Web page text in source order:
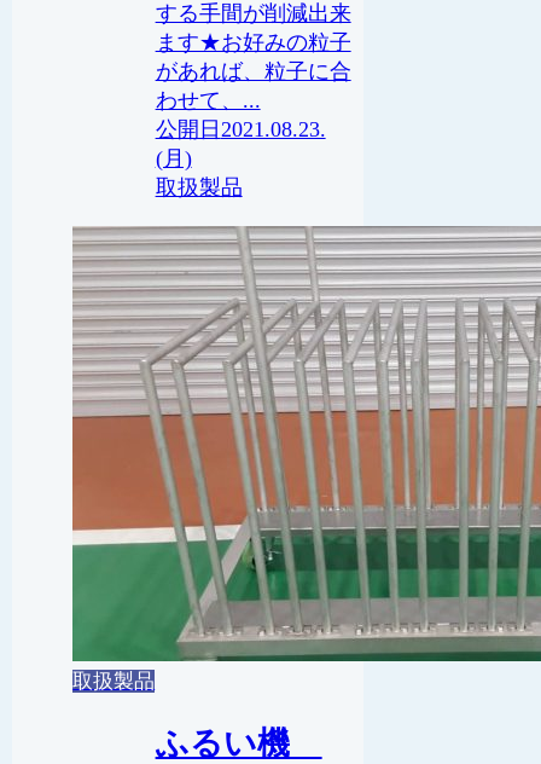
する手間が削減出来
ます★お好みの粒子
があれば、粒子に合
わせて、...
2021.08.23.
(月)
取扱製品
取扱製品
ふるい機